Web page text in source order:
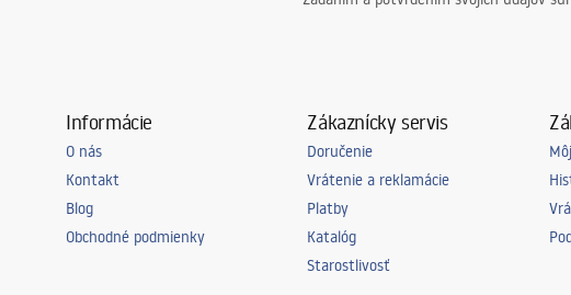
Informácie
O nás
Kontakt
Blog
Obchodné podmienky
Zákaznícky servis
Doručenie
Vrátenie a reklamácie
Platby
Katalóg
Starostlivosť